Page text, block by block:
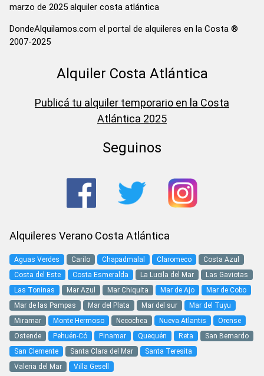
marzo de 2025 alquiler costa atlántica
DondeAlquilamos.com el portal de alquileres en la Costa ®
2007-2025
Alquiler Costa Atlántica
Publicá tu alquiler temporario en la Costa
Atlántica 2025
Seguinos
Alquileres Verano Costa Atlántica
Aguas Verdes Carilo Chapadmalal Claromeco
Costa Azul
Costa del Este
Costa Esmeralda La Lucila del Mar
Las Gaviotas
Las Toninas
Mar Azul Mar Chiquita Mar de Ajo
Mar de Cobo
Mar de las Pampas
Mar del Plata Mar del sur
Mar del Tuyu
Miramar
Monte Hermoso Necochea Nueva Atlantis
Orense
Ostende
Pehuén-Có Pinamar Quequén Reta
San Bernardo
San Clemente
Santa Clara del Mar
Santa Teresita
Valeria del Mar
Villa Gesell